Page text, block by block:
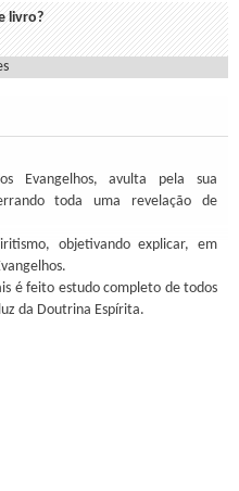
livro?
Evangelhos, avulta pela sua
toda uma revelação de
objetivando explicar, em
é feito estudo completo de todos
da Doutrina Espírita.